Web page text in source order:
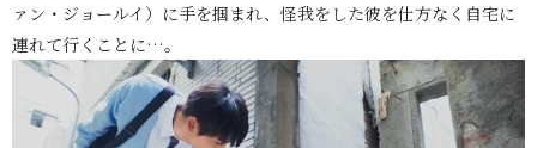
ァン・ジョールイ）に手を掴まれ、怪我をした彼を仕方なく自宅に
連れて行くことに…。